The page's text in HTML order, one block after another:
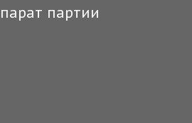
партии